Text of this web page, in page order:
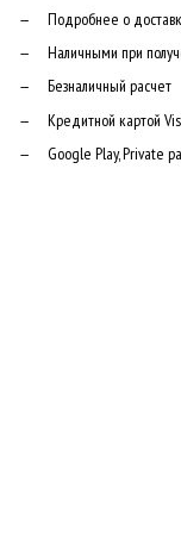
Подробнее о
Наличными при
Безналичный расчет
Кредитной картой
Google Play, Private